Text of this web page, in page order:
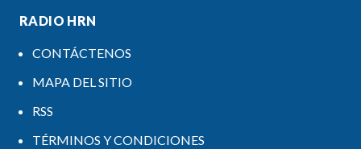
RADIO HRN
CONTÁCTENOS
MAPA DEL SITIO
RSS
TÉRMINOS Y CONDICIONES